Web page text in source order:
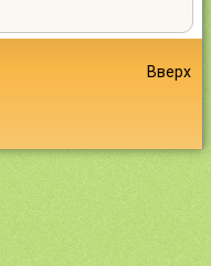
Вверх